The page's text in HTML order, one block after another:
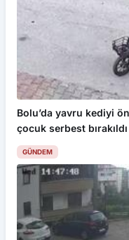
Bolu’da yavru kediyi
çocuk serbest bırakıldı
GÜNDEM